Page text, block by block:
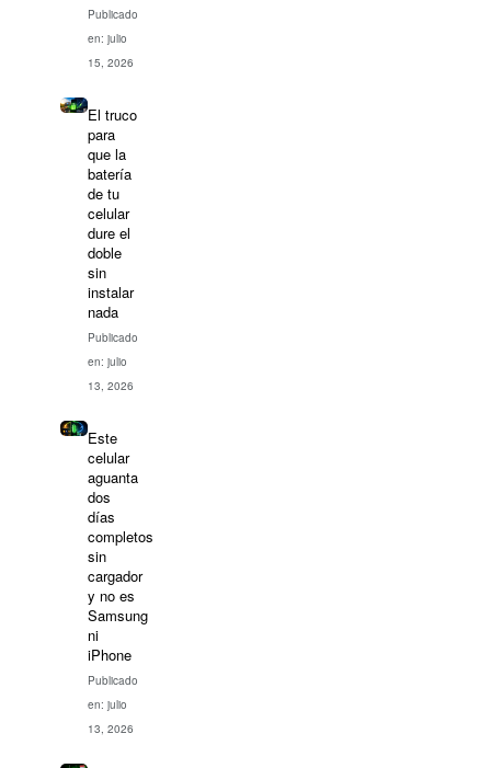
Publicado
en: julio
15, 2026
El truco
para
que la
batería
de tu
celular
dure el
doble
sin
instalar
nada
Publicado
en: julio
13, 2026
Este
celular
aguanta
dos
días
completos
sin
cargador
y no es
Samsung
ni
iPhone
Publicado
en: julio
13, 2026